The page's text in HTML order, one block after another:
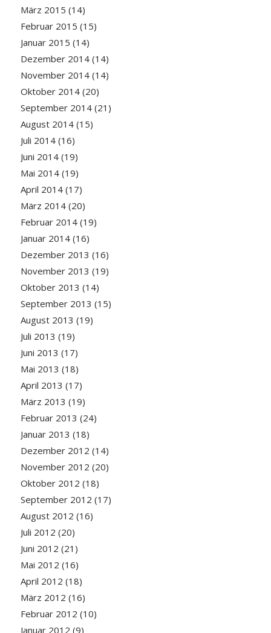
März 2015 (14)
Februar 2015 (15)
Januar 2015 (14)
Dezember 2014(14)
November 2014(14)
Oktober 2014(20)
September 2014(21)
August 2014(15)
Juli 2014(16)
Juni 2014(19)
Mai 2014(19)
April 2014(17)
März 2014(20)
Februar 2014(19)
Januar 2014(16)
Dezember 2013 (16)
November 2013 (19)
Oktober 2013 (14)
September 2013 (15)
August 2013 (19)
Juli 2013 (19)
Juni 2013 (17)
Mai 2013 (18)
April 2013 (17)
März 2013 (19)
Februar 2013 (24)
Januar 2013 (18)
Dezember 2012 (14)
November 2012 (20)
Oktober 2012 (18)
September 2012 (17)
August 2012 (16)
Juli 2012 (20)
Juni 2012 (21)
Mai 2012 (16)
April 2012 (18)
März 2012 (16)
Februar 2012 (10)
Januar 2012 (9)